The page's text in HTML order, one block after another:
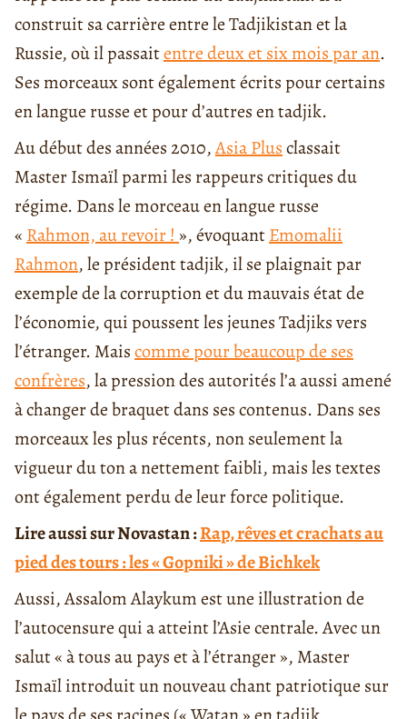
construit sa carrière entre le Tadjikistan et la
Russie, où il passaitentre deux et six mois par an.
Ses morceaux sont également écrits pour certains
en langue russe et pour d’autres en tadjik.
Au début des années 2010,Asia Plusclassait
Master Ismaïl parmi les rappeurs critiques du
régime. Dans le morceau en langue russe
« Rahmon, au revoir ! », évoquantEmomalii
Rahmon, le président tadjik, il se plaignait par
exemple de la corruption et du mauvais état de
l’économie, qui poussent les jeunes Tadjiks vers
l’étranger. Maiscomme pour beaucoup de ses
confrères, la pression des autorités l’a aussi amené
à changer de braquet dans ses contenus. Dans ses
morceaux les plus récents, non seulement la
vigueur du ton a nettement faibli, mais les textes
ont également perdu de leur force politique.
Lire aussi sur Novastan :Rap, rêves et crachats au
pied des tours : les « Gopniki » de Bichkek
Aussi, Assalom Alaykum est une illustration de
l’autocensure qui a atteint l’Asie centrale. Avec un
salut « à tous au pays et à l’étranger », Master
Ismaïl introduit un nouveau chant patriotique sur